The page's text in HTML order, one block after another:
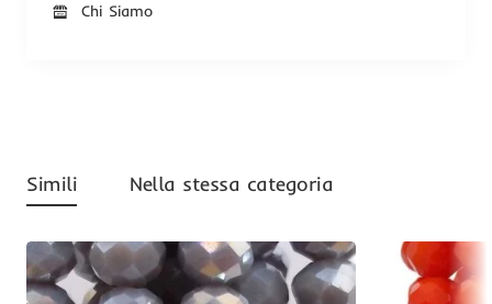
Chi Siamo
Simili Nella stessa categoria